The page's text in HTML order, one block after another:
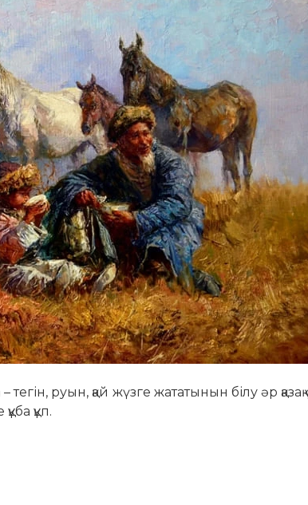
тегін, руын, қай жүзге жататынын білу əр қазақ
құп.